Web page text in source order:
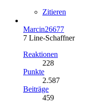
Zitieren
Marcin26677
7 Line-Schaffner
Reaktionen
228
Punkte
2.587
Beiträge
459